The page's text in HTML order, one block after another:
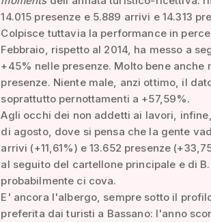
14.015 presenze e 5.889 arrivi e 14.313
Colpisce tuttavia la performance in
Febbraio, rispetto al 2014, ha messo a
+45% nelle presenze. Molto bene
presenze. Niente male, anzi ottimo, il
soprattutto pernottamenti a +57,59%.
Agli occhi dei non addetti ai lavori,
di agosto, dove si pensa che la gente
arrivi (+11,61%) e 13.652 presenze
al seguito del cartellone principale e di
probabilmente ci cova.
E' ancora l'albergo, sempre sotto il
preferita dai turisti a Bassano: l'anno